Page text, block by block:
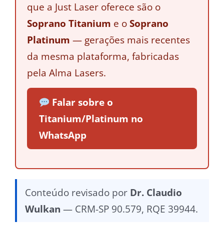
que a Just Laser oferece são o
Soprano Titanium e o Soprano
Platinum — gerações mais recentes
da mesma plataforma, fabricadas
pela Alma Lasers.
Falar sobre o
Titanium/Platinum no
WhatsApp
Conteúdo revisado por Dr. Claudio
Wulkan — CRM-SP 90.579, RQE 39944.